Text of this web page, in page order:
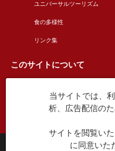
ユニバーサルツーリズム
食の多様性
リンク集
このサイトについて
このサイトについて
お問い合わせ
台
当サイトでは、
析、広告配信の
サイトを閲覧い
に同意いた